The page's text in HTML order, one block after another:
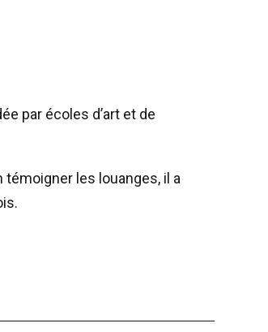
par écoles d’art et de
témoigner les louanges, il a